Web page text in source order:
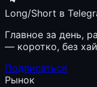
Long/Short в
Главное за день,
— коротко, без
Подписаться
Рынок